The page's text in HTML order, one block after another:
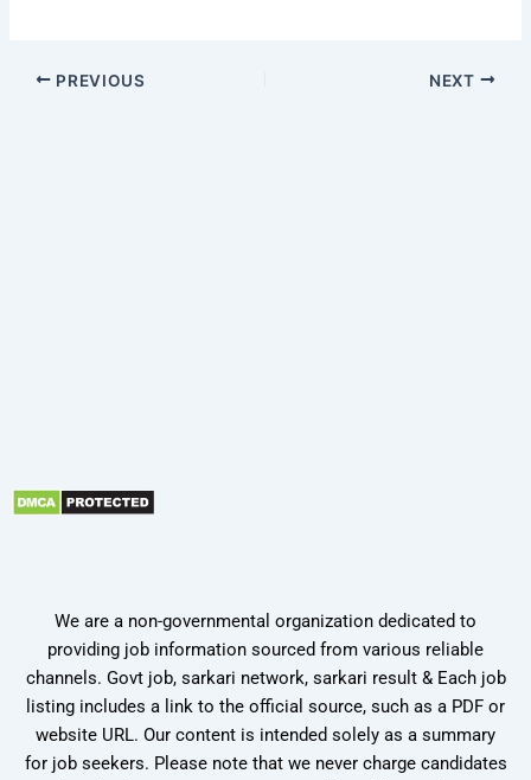
PREVIOUS NEXT
We are a non-governmental organization dedicated to
providing job information sourced from various reliable
channels. Govt job, sarkari network, sarkari result & Each job
listing includes a link to the official source, such as a PDF or
website URL. Our content is intended solely as a summary
for job seekers. Please note that we never charge candidates